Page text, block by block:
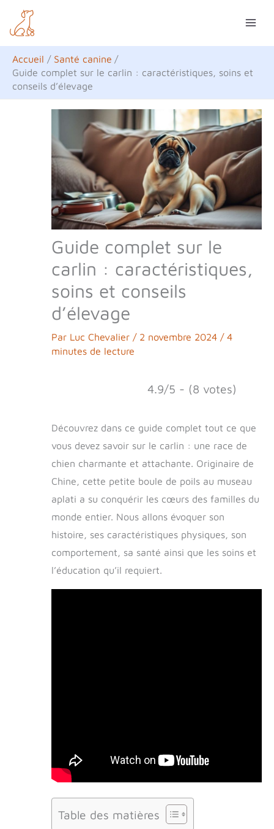
contenu
Accueil
Santé canine
Guide complet sur le carlin : caractéristiques, soins et
conseils d’élevage
Guide complet sur le
carlin : caractéristiques,
soins et conseils
d’élevage
Par Luc Chevalier / 2 novembre 2024 / 4
minutes de lecture
4.9/5 - (8 votes)
Découvrez dans ce guide complet tout ce que
vous devez savoir sur le carlin : une race de
chien charmante et attachante. Originaire de
Chine, cette petite boule de poils au museau
aplati a su conquérir les cœurs des familles du
monde entier. Nous allons évoquer son
histoire, ses caractéristiques physiques, son
comportement, sa santé ainsi que les soins et
l’éducation qu’il requiert.
Table des matières
e
c
h
e